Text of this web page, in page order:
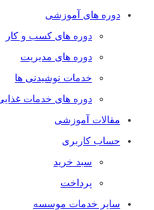
دوره های آموزشی
دوره های کسب و کار
دوره های مدیریت
خدمات نوشیدنی ها
دوره های خدمات
مقالات آموزشی
حساب کاربری
سبد خرید
پرداخت
سایر خدمات موسسه